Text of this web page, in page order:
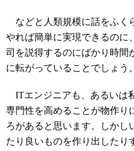
などと人類規模に話をふく
やれば簡単に実現できるのに
司を説得するのにばかり時間
に転がっていることでしょう。
ITエンジニアも、あるいは
専門性を高めることが物作り
ろがあると思います。しかし
たり良いものを作り出したり